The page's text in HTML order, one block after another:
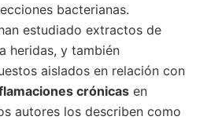
bacterianas.
estudiado extractos de
heridas, y también
aislados en relación con
crónicasen
autores los describen como